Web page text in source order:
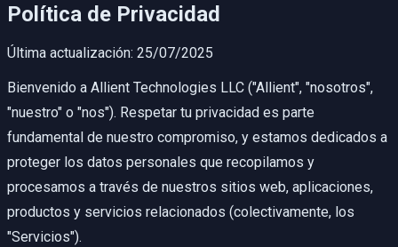
Política de Privacidad
Última actualización: 25/07/2025
Bienvenido a Allient Technologies LLC ("Allient", "nosotros",
"nuestro" o "nos"). Respetar tu privacidad es parte
fundamental de nuestro compromiso, y estamos dedicados a
proteger los datos personales que recopilamos y
procesamos a través de nuestros sitios web, aplicaciones,
productos y servicios relacionados (colectivamente, los
"Servicios").